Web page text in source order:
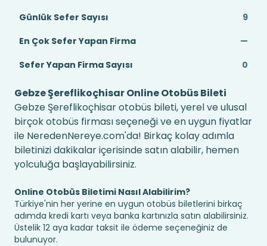
Günlük Sefer Sayısı
9
En Çok Sefer Yapan Firma
—
Sefer Yapan Firma Sayısı
0
Gebze Şereflikoçhisar Online Otobüs Bileti
Gebze Şereflikoçhisar otobüs bileti, yerel ve ulusal
birçok otobüs firması seçeneği ve en uygun fiyatlar
ile NeredenNereye.com'da! Birkaç kolay adımla
biletinizi dakikalar içerisinde satın alabilir, hemen
yolculuğa başlayabilirsiniz.
Online Otobüs Biletimi Nasıl Alabilirim?
Türkiye'nin her yerine en uygun otobüs biletlerini birkaç
adımda kredi kartı veya banka kartınızla satın alabilirsiniz.
Üstelik 12 aya kadar taksit ile ödeme seçeneğiniz de
bulunuyor.